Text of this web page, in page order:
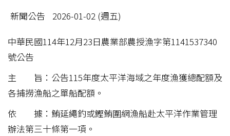
新聞公告
2026-01-02 (週五)
中華民國114年12月23日農業部農授漁字第1141537340
號公告
主 旨：公告115年度太平洋海域之年度漁獲總配額及
各捕撈漁船之單船配額。
依 據：鮪延繩釣或鰹鮪圍網漁船赴太平洋作業管理
辦法第三十條第一項。